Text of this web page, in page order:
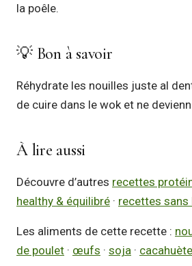
la poêle.
💡 Bon à savoir
Réhydrate les nouilles juste al
de cuire dans le wok et ne
À lire aussi
Découvre d’autres recettes
healthy & équilibré · recettes
Les aliments de cette recette :
de poulet · œufs · soja ·